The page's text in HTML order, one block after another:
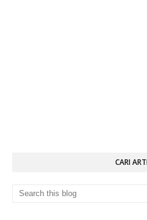
CARI